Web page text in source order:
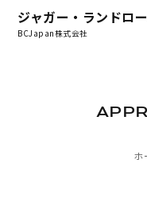
ジャガー・ランドロ
BCJapan株式会社
ホ